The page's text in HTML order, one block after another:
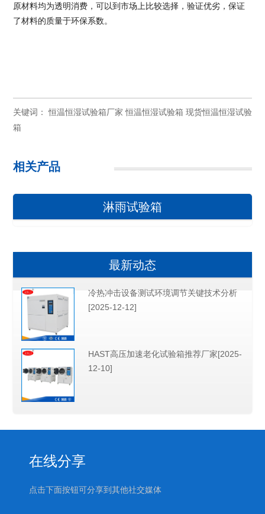
原材料均为透明消费，可以到市场上比较选择，验证优劣，保证
了材料的质量于环保系数。
关键词：恒温恒湿试验箱厂家 恒温恒湿试验箱 现货恒温恒湿试验
箱
相关产品
淋雨试验箱
最新动态
冷热冲击设备测试环境调节关键技术分析
[2025-12-12]
HAST高压加速老化试验箱推荐厂家[2025-
12-10]
在线分享
点击下面按钮可分享到其他社交媒体